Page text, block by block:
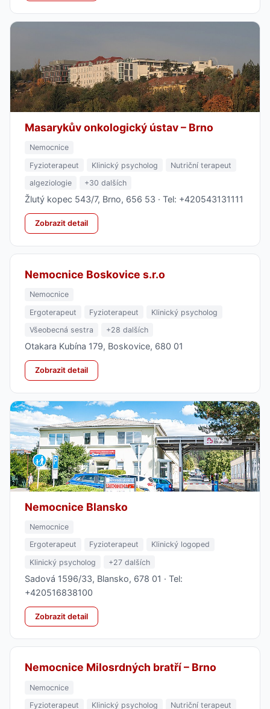
Masarykův onkologický ústav – Brno
Nemocnice
Fyzioterapeut
Klinický psycholog
Nutriční terapeut
algeziologie
+30 dalších
Žlutý kopec 543/7, Brno, 656 53 · Tel: +420543131111
Zobrazit detail
Nemocnice Boskovice s.r.o
Nemocnice
Ergoterapeut
Fyzioterapeut
Klinický psycholog
Všeobecná sestra
+28 dalších
Otakara Kubína 179, Boskovice, 680 01
Zobrazit detail
Nemocnice Blansko
Nemocnice
Ergoterapeut
Fyzioterapeut
Klinický logoped
Klinický psycholog
+27 dalších
Sadová 1596/33, Blansko, 678 01 · Tel:
+420516838100
Zobrazit detail
Nemocnice Milosrdných bratří – Brno
Nemocnice
Fyzioterapeut
Klinický psycholog
Nutriční terapeut